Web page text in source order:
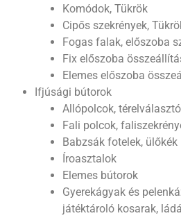
Komódok, Tükrök
Cipős szekrények,
Fogas falak, előszoba
Fix előszoba
Elemes előszoba
Ifjúsági bútorok
Allópolcok,
Fali polcok,
Babzsák fotelek, ülőkék
Íroasztalok
Elemes bútorok
Gyerekágyak és
játéktároló kosarak,